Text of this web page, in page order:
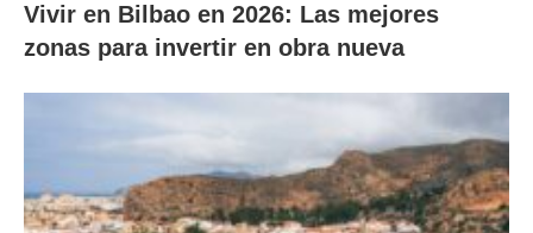
Vivir en Bilbao en 2026: Las mejores
zonas para invertir en obra nueva